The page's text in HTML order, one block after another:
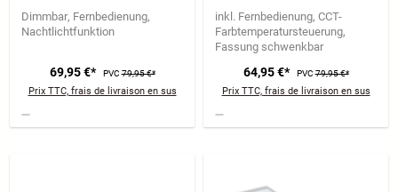
Dimmbar Fernbedienung
Nachtlichtfunktion
69,95 €* PVC79,95 €*
Prix TTC, frais de livraison en sus
inkl. Fernbedienung CCT-
Farbtemperatursteuerung
Fassung schwenkbar
64,95 €* PVC79,95 €*
Prix TTC, frais de livraison en sus